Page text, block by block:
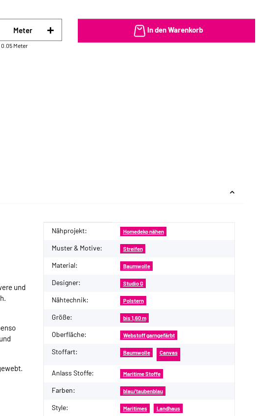
Meter
Meter
In den Warenkorb
und
Produkteigenschaft
Wert
Nähprojekt: Homedeko nähen
Muster & Motive: Streifen
Material: Baumwolle
Designer: Studio G
Nähtechnik: Polstern
Größe: bis 1,60 m
Oberfläche: Webstoff garngefärbt
Stoffart: Baumwolle Canvas
Anlass Stoffe: Maritime Stoffe
Farben: blau/taubenblau
Style: Maritimes Landhaus